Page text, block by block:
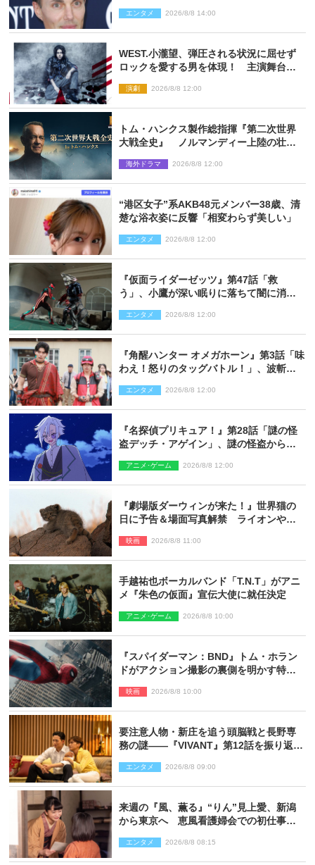
エンタメ 2026/8/8 14:00
WEST.小瀧望、弾圧される状況に屈せず
ロックを愛する男を体現！ 主演舞台
演劇 2026/8/8 12:00
トム・ハンクス製作総指揮『第二次世界
大戦全史』 ノルマンディー上陸の壮絶
海外ドラマ 2026/8/8 12:00
“港区女子”系AKB48元メンバー38歳、清
楚な浴衣姿に反響「相変わらず美しい」
エンタメ 2026/8/8 12:00
『仮面ライダーゼッツ』第47話「救
う」、小鷹が深い眠りに落ちて闇に消え
エンタメ 2026/8/8 12:00
『角醒ハンター オメガホーン』第3話「味
わえ！怒りのタッグバトル！」、波斬の
エンタメ 2026/8/8 12:00
『名探偵プリキュア！』第28話「謎の怪
盗デッチ・アゲイン」、謎の怪盗から不
アニメ･ゲーム 2026/8/8 12:00
『劇場版ダーウィンが来た！』世界猫の
日に予告＆場面写真解禁 ライオンやマ
映画 2026/8/8 11:00
手越祐也ボーカルバンド「T.N.T」がアニ
メ『朱色の仮面』宣伝大使に就任決定
アニメ･ゲーム 2026/8/8 10:00
『スパイダーマン：BND』トム・ホラン
ドがアクション撮影の裏側を明かす特別
映画 2026/8/8 10:00
要注意人物・新庄を追う頭脳戦と長野専
務の謎――『VIVANT』第12話を振り返
エンタメ 2026/8/8 09:00
来週の『風、薫る』“りん”見上愛、新潟
から東京へ 恵風看護婦会での初仕事に
エンタメ 2026/8/8 08:15